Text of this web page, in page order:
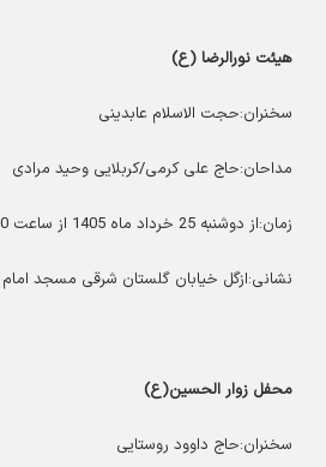
هیئت نورالرضا (ع)
سخنران:حجت الاسلام عابدینی
مداحان:حاج علی کرمی/کربلایی وحید مرادی
زمان:از دوشنبه 25 خرداد ماه 1405 از ساعت 16:30
نشانی:ازگل خیابان گلستان شرقی مسجد
محفل زوار الحسین(ع)
سخنران:حاج داوود روستایی